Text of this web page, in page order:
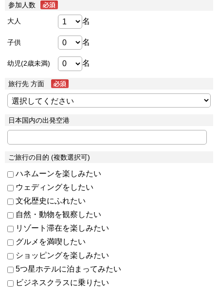
参加人数
大人 名
子供 名
幼児(2歳未満) 名
旅行先 方面
日本国内の出発空港
ご旅行の目的 (複数選択可)
ハネムーンを楽しみたい
ウェディングをしたい
文化歴史にふれたい
自然・動物を観察したい
リゾート滞在を楽しみたい
グルメを満喫したい
ショッピングを楽しみたい
5つ星ホテルに泊まってみたい
ビジネスクラスに乗りたい